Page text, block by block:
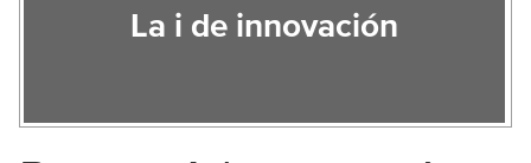
La i de innovación